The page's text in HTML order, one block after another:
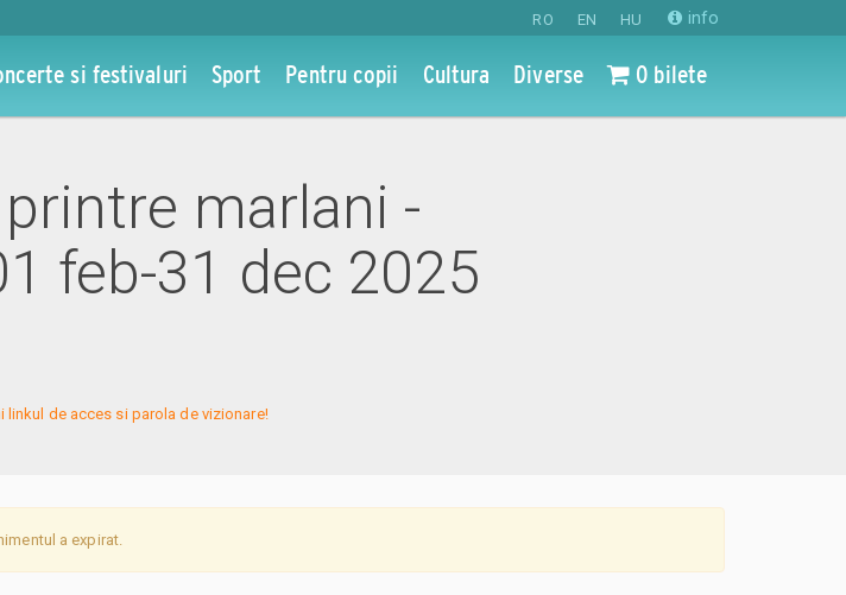
RO EN HU info
si festivaluri Sport Pentru copii Cultura Diverse 0 bilete
marlani -
feb-31 dec 2025
de acces si parola de vizionare!
a expirat.